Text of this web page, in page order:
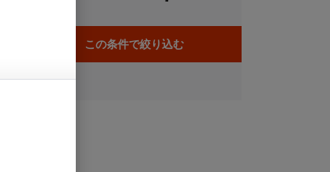
この条件で絞り込む